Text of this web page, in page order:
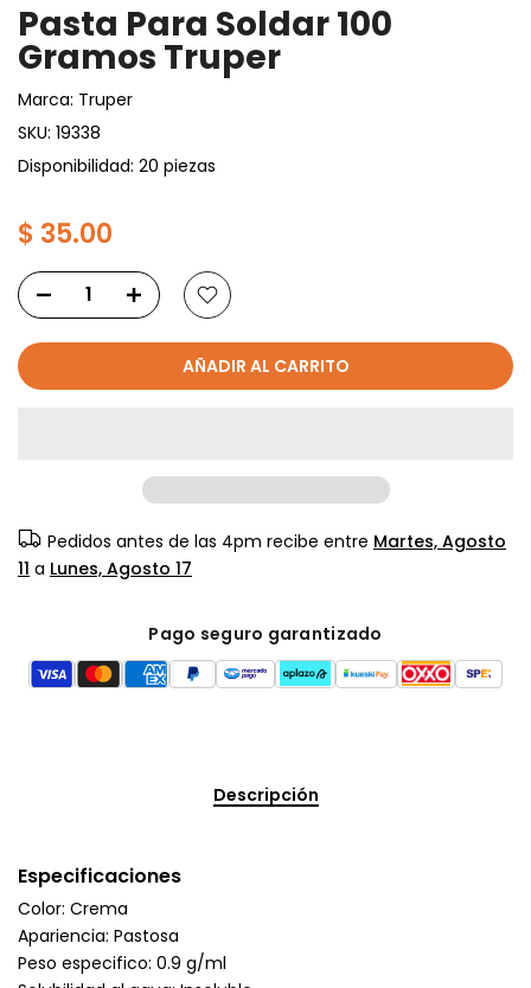
Pasta Para Soldar 100
Gramos Truper
Marca: Truper
SKU: 19338
Disponibilidad: 20 piezas
$ 35.00
AÑADIR AL CARRITO
Pedidos antes de las 4pm recibe entre Martes, Agosto
11 a Lunes, Agosto 17
Pago seguro garantizado
Descripción
Especificaciones
Color: Crema
Apariencia: Pastosa
Peso especifico: 0.9 g/ml